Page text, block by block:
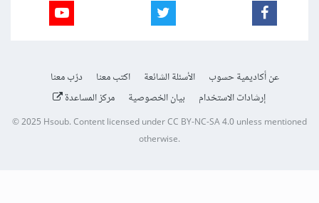
عن أكاديمية حسوب الأسئلة الشائعة اكتب معنا
درّب معنا
إرشادات الاستخدام
بيان الخصوصية مركز المساعدة
© 2025 Hsoub.Content licensed underCC BY-NC-SA 4.0unless mentioned
otherwise.